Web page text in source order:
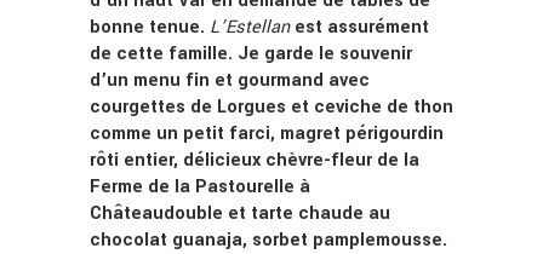
bonne tenue. L’Estellanest assurément
de cette famille. Je garde le souvenir
d’un menu fin et gourmand avec
courgettes de Lorgues et ceviche de thon
comme un petit farci, magret périgourdin
rôti entier, délicieux chèvre-fleur de la
Ferme de la Pastourelle à
Châteaudouble et tarte chaude au
chocolat guanaja, sorbet pamplemousse.